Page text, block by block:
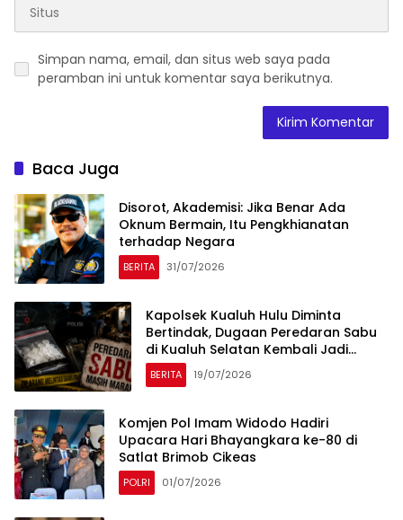
Simpan nama, email, dan situs web saya pada
peramban ini untuk komentar saya berikutnya.
Baca Juga
Disorot, Akademisi: Jika Benar Ada
Oknum Bermain, Itu Pengkhianatan
terhadap Negara
BERITA 31/07/2026
Kapolsek Kualuh Hulu Diminta
Bertindak, Dugaan Peredaran Sabu
di Kualuh Selatan Kembali Jadi
Sorotan Warga
BERITA 19/07/2026
Komjen Pol Imam Widodo Hadiri
Upacara Hari Bhayangkara ke-80 di
Satlat Brimob Cikeas
POLRI 01/07/2026